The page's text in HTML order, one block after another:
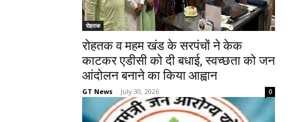
रोहतक
रोहतक व महम खंड के सरपंचों ने केक
काटकर एडीसी को दी बधाई, स्वच्छता को जन
आंदोलन बनाने का किया आह्वान
GT News - July 30, 2026 0